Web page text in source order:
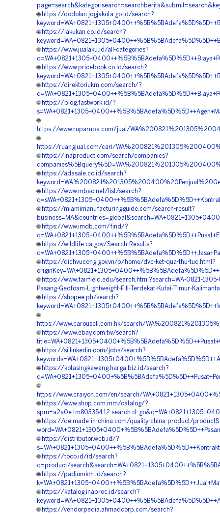
🌐 https://dodolan.jogjakota.go.id/search?
🌐 https://lakukan.co.id/search?
🌐 https://www.jualaku.id/all-categories?
🌐 https://www.pricebook.co.id/search?
🌐 https://direktoriukm.com/search/?
🌐 https://blog.fastwork.id/?
🌐
https://www.ruparupa.com/jual/
🌐
https://ruangjual.com/cari/
🌐 https://inaproduct.com/search/companies?
🌐 https://adasale.co.id/search?
🌐 https://www.mbac.net/list/search?
🌐 https://miamimanufacturingguide.com/search-result?
🌐 https://www.imdb.com/find/?
🌐 https://wildlife.ca.gov/Search-Results?
🌐 https://dichvucong.gov.vn/p/home/dvc-ket-qua-thu-tuc.html?
🌐 https://www.fairfield.edu/search.html?search=WA-0821-
Pasang-Geofoam-Lightweight-Fill-Terdekat-Kutai-Timur-
🌐 https://shopee.ph/search?
🌐
https://www.carousell.com.hk/search/
🌐 https://www.ebay.com.tw/search?
🌐 https://si.linkedin.com/jobs/search?
🌐 https://kotasingkawang.harga.biz.id/search?
🌐
https://www.craiyon.com/en/search/
🌐 https://www.shop.com.mm/catalog/?
🌐 https://de.made-in-china.com/quality-china-product/
🌐 https://distributor.web.id/?
🌐 https://toco.id/id/search?
q=product/
🌐 https://padiumkm.id/search?
🌐 https://katalog.inaproc.id/search?
🌐 https://vendorpedia.ahmadcorp.com/search?